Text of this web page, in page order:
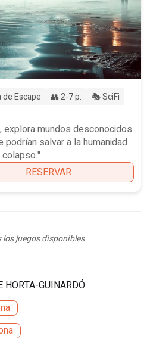
Escape 👥 2-7 p.
🎭 SciFi
explora mundos desconocidos
salvar a la humanidad
RESERVAR
juegos disponibles
HORTA-GUINARDÓ